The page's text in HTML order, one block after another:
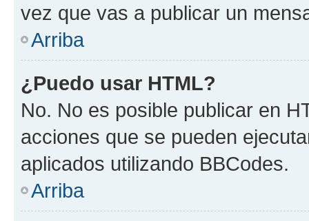
vez que vas a publicar un
Arriba
¿Puedo usar HTML?
No. No es posible publicar en
acciones que se pueden
aplicados utilizando BBCodes.
Arriba